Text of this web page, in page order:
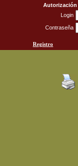
Autorización
Login
Contraseña
Registro